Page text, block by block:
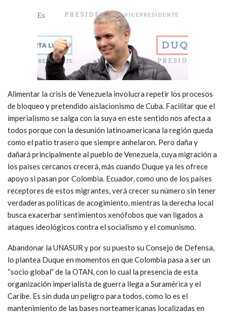
Alimentar la crisis de Venezuela involucra repetir los procesos
de bloqueo y pretendido aislacionismo de Cuba. Facilitar que el
imperialismo se salga con la suya en este sentido nos afecta a
todos porque con la desunión latinoamericana la región queda
como el patio trasero que siempre anhelaron. Pero daña y
dañará principalmente al pueblo de Venezuela, cuya migración a
los países cercanos crecerá, más cuando Duque ya les ofrece
apoyo si pasan por Colombia. Ecuador, como uno de los países
receptores de estos migrantes, verá crecer su número sin tener
verdaderas políticas de acogimiento, mientras la derecha local
busca exacerbar sentimientos xenófobos que van ligados a
ataques ideológicos contra el socialismo y el comunismo.
Abandonar la UNASUR y por su puesto su Consejo de Defensa,
lo plantea Duque en momentos en que Colombia pasa a ser un
“socio global” de la OTAN, con lo cual la presencia de esta
organización imperialista de guerra llega a Suramérica y el
Caribe. Es sin duda un peligro para todos, como lo es el
mantenimiento de las bases norteamericanas localizadas en